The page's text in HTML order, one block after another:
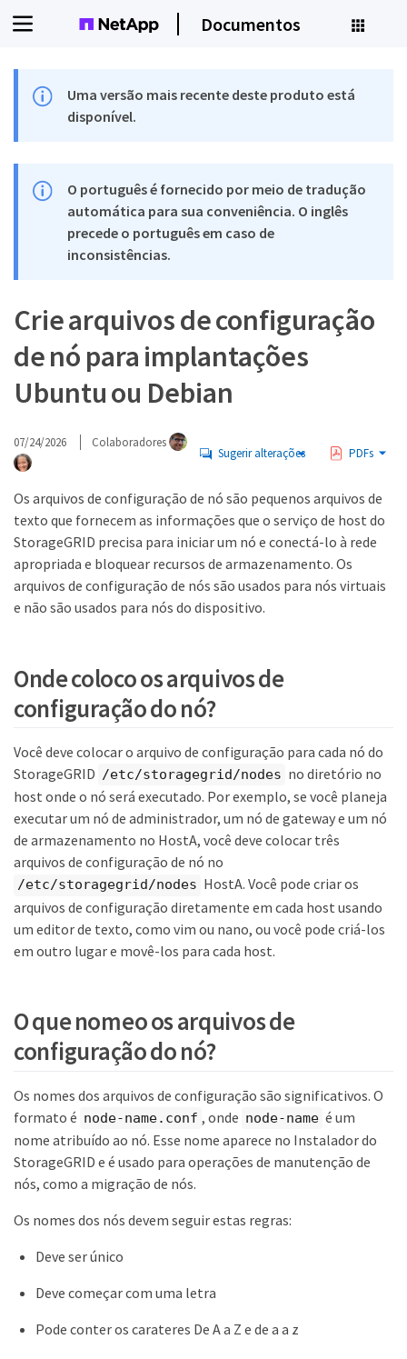
Documentos
Uma versão mais recente deste produto está
disponível.
O português é fornecido por meio de tradução
automática para sua conveniência. O inglês
precede o português em caso de
inconsistências.
Crie arquivos de configuração
de nó para implantações
Ubuntu ou Debian
07/24/2026 Colaboradores
Sugerir alterações PDFs
Os arquivos de configuração de nó são pequenos arquivos de
texto que fornecem as informações que o serviço de host do
StorageGRID precisa para iniciar um nó e conectá-lo à rede
apropriada e bloquear recursos de armazenamento. Os
arquivos de configuração de nós são usados para nós virtuais
e não são usados para nós do dispositivo.
Onde coloco os arquivos de
configuração do nó?
Você deve colocar o arquivo de configuração para cada nó do
StorageGRID /etc/storagegrid/nodes no diretório no
host onde o nó será executado. Por exemplo, se você planeja
executar um nó de administrador, um nó de gateway e um nó
de armazenamento no HostA, você deve colocar três
arquivos de configuração de nó no
/etc/storagegrid/nodes HostA. Você pode criar os
arquivos de configuração diretamente em cada host usando
um editor de texto, como vim ou nano, ou você pode criá-los
em outro lugar e movê-los para cada host.
O que nomeo os arquivos de
configuração do nó?
Os nomes dos arquivos de configuração são significativos. O
formato é node-name.conf , onde node-name é um
nome atribuído ao nó. Esse nome aparece no Instalador do
StorageGRID e é usado para operações de manutenção de
nós, como a migração de nós.
Os nomes dos nós devem seguir estas regras:
Deve ser único
Deve começar com uma letra
Pode conter os carateres De A a Z e de a a z